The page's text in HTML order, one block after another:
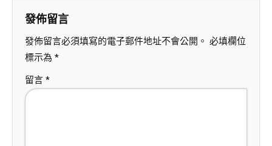
發佈留言
發佈留言必須填寫的電子郵件地址不會公開。 必填欄位
標示為 *
留言 *